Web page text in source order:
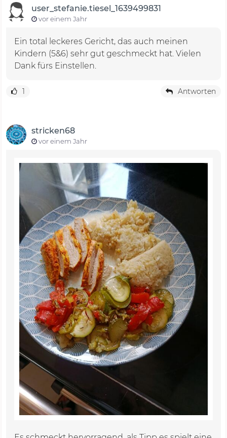
user_stefanie.tiesel_1639499831
vor einem Jahr
Ein total leckeres Gericht, das auch meinen
Kindern (5&6) sehr gut geschmeckt hat. Vielen
Dank fürs Einstellen.
1 Antworten
stricken68
vor einem Jahr